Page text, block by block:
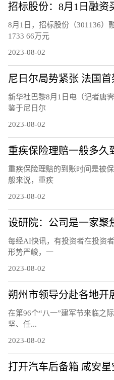
8月1日，招标股份（301136）
1733 66万元
2023-08-02
尼日尔局势紧张 法国
新华社巴黎8月1日电（记者唐
鉴于尼日尔
2023-08-02
重疾保险理赔一般多久
重疾保险理赔的到账时间是被
般来说，重疾
2023-08-02
每经AI快讯，有投资者在投资
形势严峻，一
2023-08-02
朔州市领导分赴各地开
在第96个“八一”建军节来临之
坚、任...
2023-08-02
打开汽车后备箱 咸安